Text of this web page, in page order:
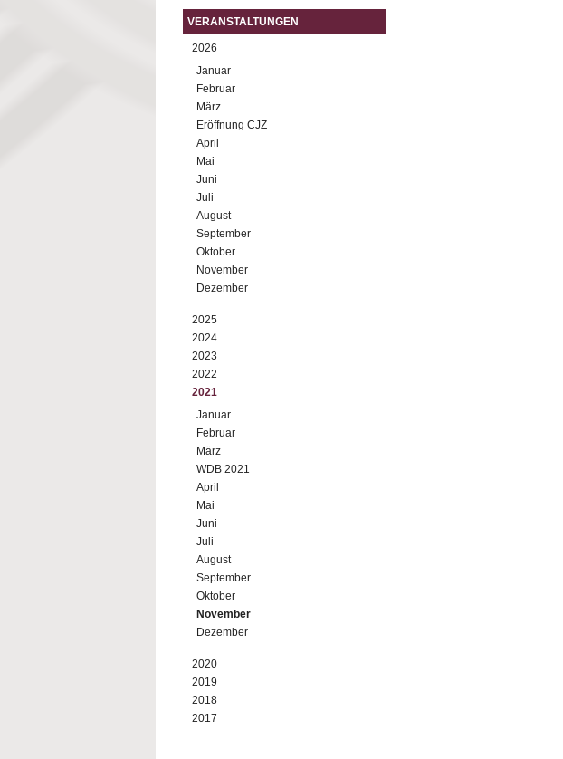
VERANSTALTUNGEN
2026
Januar
Februar
März
Eröffnung CJZ
April
Mai
Juni
Juli
August
September
Oktober
November
Dezember
2025
2024
2023
2022
2021
Januar
Februar
März
WDB 2021
April
Mai
Juni
Juli
August
September
Oktober
November
Dezember
2020
2019
2018
2017